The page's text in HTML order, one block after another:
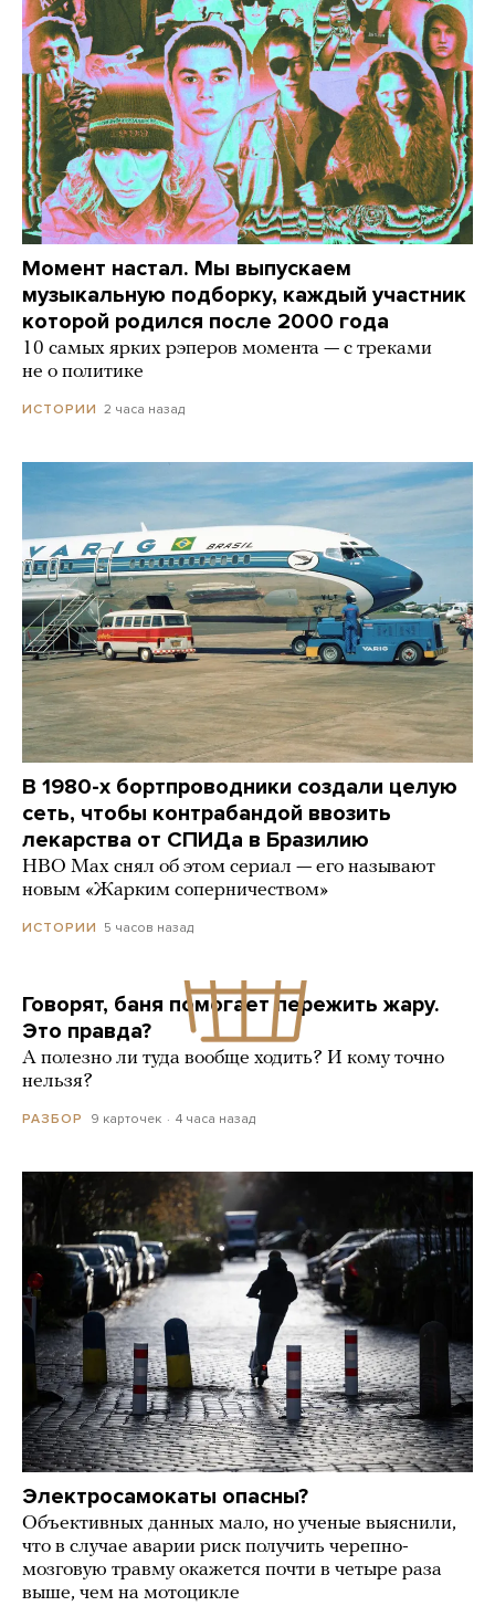
Момент настал. Мы выпускаем
музыкальную подборку, каждый участник
которой родился после 2000 года
10 самых ярких рэперов момента — с треками
не о политике
ИСТОРИИ 2 часа назад
В 1980-х бортпроводники создали целую
сеть, чтобы контрабандой ввозить
лекарства от СПИДа в Бразилию
HBO Max снял об этом сериал — его называют
новым «Жарким соперничеством»
ИСТОРИИ 5 часов назад
Говорят, баня помогает пережить жару.
Это правда?
А полезно ли туда вообще ходить? И кому точно
нельзя?
РАЗБОР 9 карточек 4 часа назад
Электросамокаты опасны?
Объективных данных мало, но ученые выяснили,
что в случае аварии риск получить черепно-
мозговую травму окажется почти в четыре раза
выше, чем на мотоцикле